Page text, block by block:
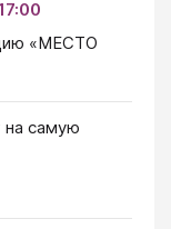
«МЕСТО
на самую